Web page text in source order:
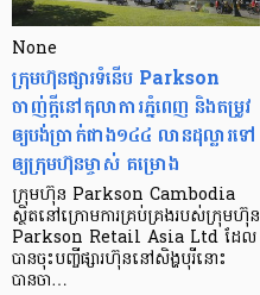
None
ក្រុមហ៊ុនផ្សារទំនើប Parkson
ចាញ់ក្ដីនៅតុលាការភ្នំពេញ និងតម្រូវ
ឲ្យបង់ប្រាក់ជាង១៤៤ លានដុល្លារទៅ
ឲ្យក្រុមហ៊ុនម្ចាស់ គម្រោង
ក្រុមហ៊ុន Parkson Cambodia
ស្ថិតនៅក្រោមការគ្រប់គ្រងរបស់ក្រុមហ៊ុន
Parkson Retail Asia Ltd ដែល
បានចុះបញ្ចីផ្សារហ៊ុននៅសិង្ហបុរីនោះ
បានចា…